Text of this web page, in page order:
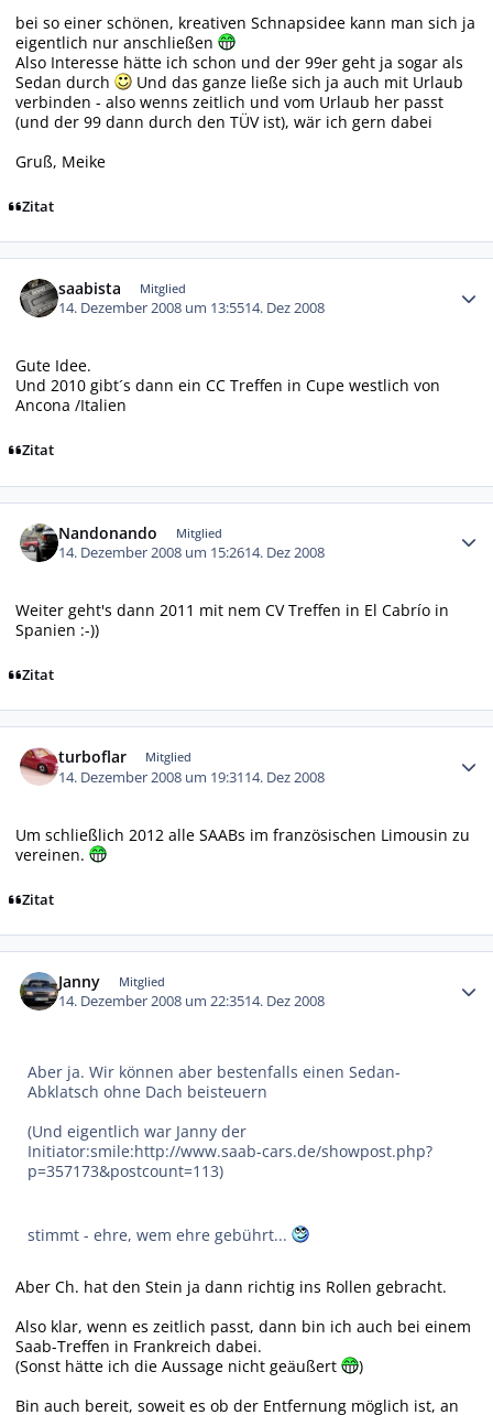
bei so einer schönen, kreativen Schnapsidee kann man sich ja
eigentlich nur anschließen
Also Interesse hätte ich schon und der 99er geht ja sogar als
Sedan durch
Und das ganze ließe sich ja auch mit Urlaub
verbinden - also wenns zeitlich und vom Urlaub her passt
(und der 99 dann durch den TÜV ist), wär ich gern dabei
Gruß, Meike
Zitat
saabista Mitglied
14. Dezember 2008 um 13:5514. Dez 2008
Gute Idee.
Und 2010 gibt´s dann ein CC Treffen in Cupe westlich von
Ancona /Italien
Zitat
Nandonando Mitglied
14. Dezember 2008 um 15:2614. Dez 2008
Weiter geht's dann 2011 mit nem CV Treffen in El Cabrío in
Spanien :-))
Zitat
turboflar Mitglied
14. Dezember 2008 um 19:3114. Dez 2008
Um schließlich 2012 alle SAABs im französischen Limousin zu
vereinen.
Zitat
Janny Mitglied
14. Dezember 2008 um 22:3514. Dez 2008
Aber ja. Wir können aber bestenfalls einen Sedan-
Abklatsch ohne Dach beisteuern
(Und eigentlich war Janny der
Initiator:smile:http://www.saab-cars.de/showpost.php?
p=357173&postcount=113)
stimmt - ehre, wem ehre gebührt...
Aber Ch. hat den Stein ja dann richtig ins Rollen gebracht.
Also klar, wenn es zeitlich passt, dann bin ich auch bei einem
Saab-Treffen in Frankreich dabei.
(Sonst hätte ich die Aussage nicht geäußert
)
Bin auch bereit, soweit es ob der Entfernung möglich ist, an